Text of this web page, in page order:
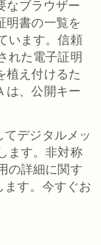
で開く
なブラウザー
明書の一覧を
います。信頼
れた電子証明
植え付けるた
は、公開キー
てデジタルメッ
ます。非対称
の詳細に関す
す。今すぐお